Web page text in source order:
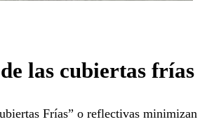
las cubiertas frías
Frías” o reflectivas minimizan